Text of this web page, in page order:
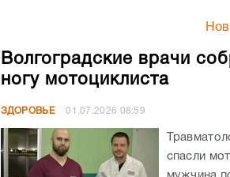
Волгоградские врачи
ногу мотоциклиста
ЗДОРОВЬЕ 01.07.2026 08:59
спасли